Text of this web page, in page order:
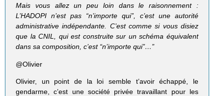
Mais vous allez un peu loin dans le raisonnement :
L’HADOPI n’est pas “n’importe qui”, c’est une autorité
administrative indépendante. C’est comme si vous disiez
que la CNIL, qui est construite sur un schéma équivalent
dans sa composition, c’est “n’importe qui”…”
@Olivier
Olivier, un point de la loi semble t’avoir échappé, le
gendarme, c’est une société privée travaillant pour les